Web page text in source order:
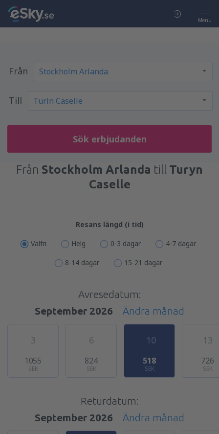
Menu
Från
Till
Sök erbjudanden
Från Stockholm Arlanda till Turyn
Caselle
Resans längd (i tid)
Valfri Helg 0-3 dagar 4-7 dagar
8-14 dagar 15-21 dagar
Avresedatum:
September 2026
Ändra månad
3
1055
SEK
6
824
SEK
10
518
SEK
13
726
SEK
Returdatum:
September 2026
Ändra månad